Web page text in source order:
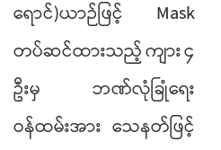
ရောင်)ယာဉ်ဖြင့် Mask
တပ်ဆင်ထားသည့်ကျား၄
ဦးမှ
ဘဏ်လုံခြုံရေး
ဝန်ထမ်းအား သေနတ်ဖြင့်